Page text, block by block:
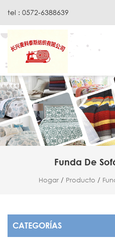
tel : 0572-6388639
Funda De
Hogar/ Producto /
CATEGORÍAS